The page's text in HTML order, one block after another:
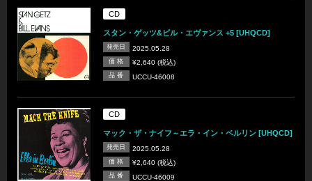
CD
スタン・ゲッツ&ビル・エヴァンス +5 [UHQCD]
発売日 2025.05.28
価 格 ¥2,640 (税込)
品 番 UCCU-46008
CD
マック・ザ・ナイフ～エラ・イン・ベルリン [UHQCD]
発売日 2025.05.28
価 格 ¥2,640 (税込)
品 番 UCCU-46009